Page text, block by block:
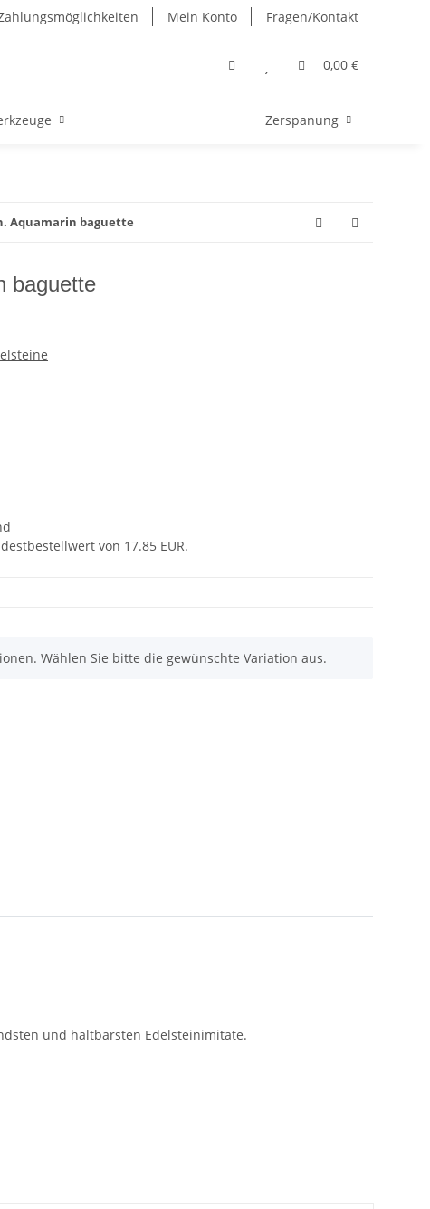
Mein Konto Fragen/Kontakt
0,00 €
Zerspanung
Aquamarin baguette
baguette
von 17.85 EUR.
Wählen Sie bitte die gewünschte Variation aus.
und haltbarsten Edelsteinimitate.